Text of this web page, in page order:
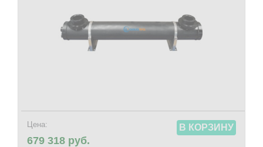
Цена:
679 318 руб.
В КОРЗИНУ